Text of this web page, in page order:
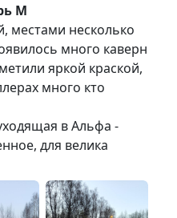
М
местами несколько
много каверн
яркой краской,
много кто
в Альфа -
для велика